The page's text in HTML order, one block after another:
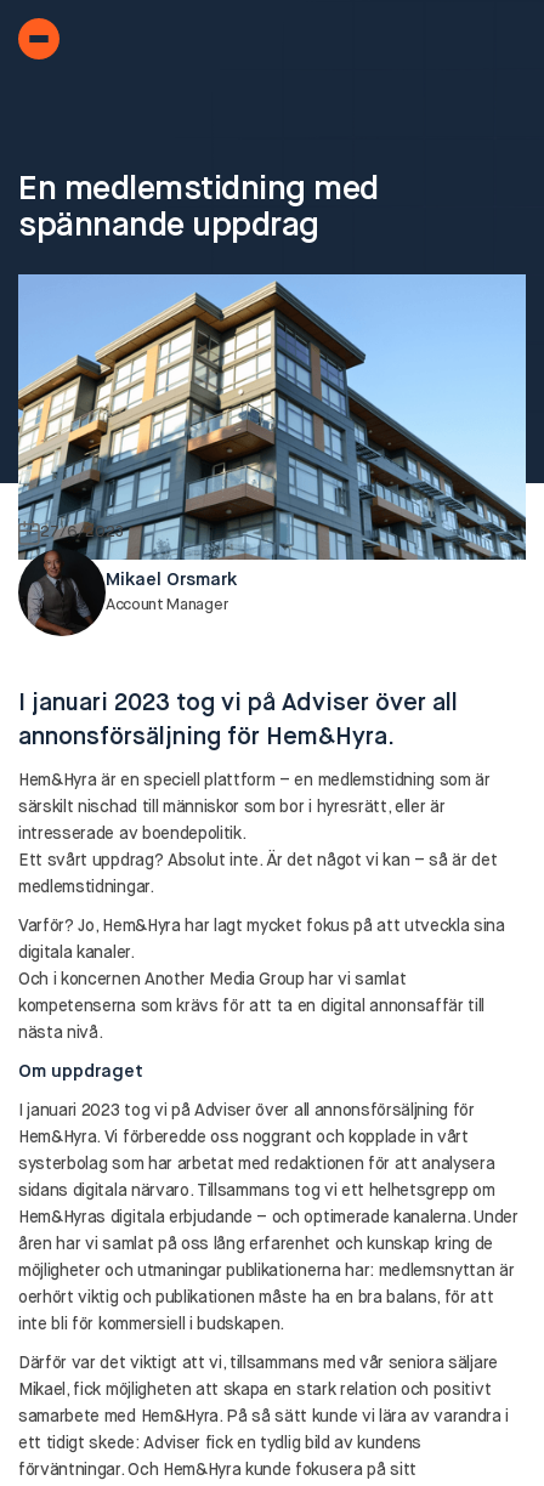
En medlemstidning med
spännande uppdrag
Mikael Orsmark
Account Manager
27/6/2023
I januari 2023 tog vi på Adviser över all
annonsförsäljning för Hem&Hyra.
Hem&Hyra är en speciell plattform – en medlemstidning som är
särskilt nischad till människor som bor i hyresrätt, eller är
intresserade av boendepolitik.
Ett svårt uppdrag? Absolut inte. Är det något vi kan – så är det
medlemstidningar.
Varför? Jo, Hem&Hyra har lagt mycket fokus på att utveckla sina
digitala kanaler.
Och i koncernen Another Media Group har vi samlat
kompetenserna som krävs för att ta en digital annonsaffär till
nästa nivå.
Om uppdraget
I januari 2023 tog vi på Adviser över all annonsförsäljning för
Hem&Hyra. Vi förberedde oss noggrant och kopplade in vårt
systerbolag som har arbetat med redaktionen för att analysera
sidans digitala närvaro. Tillsammans tog vi ett helhetsgrepp om
Hem&Hyras digitala erbjudande – och optimerade kanalerna. Under
åren har vi samlat på oss lång erfarenhet och kunskap kring de
möjligheter och utmaningar publikationerna har: medlemsnyttan är
oerhört viktig och publikationen måste ha en bra balans, för att
inte bli för kommersiell i budskapen.
Därför var det viktigt att vi, tillsammans med vår seniora säljare
Mikael, fick möjligheten att skapa en stark relation och positivt
samarbete med Hem&Hyra. På så sätt kunde vi lära av varandra i
ett tidigt skede: Adviser fick en tydlig bild av kundens
förväntningar. Och Hem&Hyra kunde fokusera på sitt